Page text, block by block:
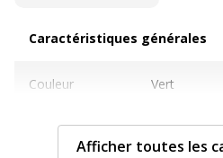
Caractéristiques générales
Couleur Vert
Quantité incluse 1
Afficher toutes les